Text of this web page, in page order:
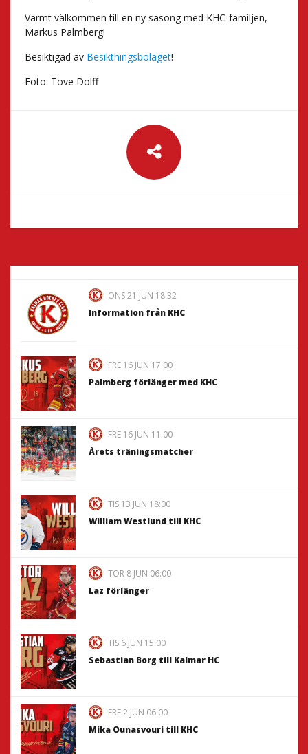
Varmt välkommen till en ny säsong med KHC-familjen,
Markus Palmberg!
Besiktigad av Besiktningsbolaget!
Foto: Tove Dolff
ONS 21 JUN 18:32
Information från KHC
FRE 16 JUN 17:00
Palmberg förlänger med KHC
FRE 16 JUN 11:00
Årets träningsmatcher
TIS 13 JUN 18:00
William Westlund till KHC
TOR 8 JUN 06:00
Laz förlänger
TIS 6 JUN 15:00
Sebastian Borg till Kalmar HC
FRE 2 JUN 06:00
Mika Ounasvouri till KHC